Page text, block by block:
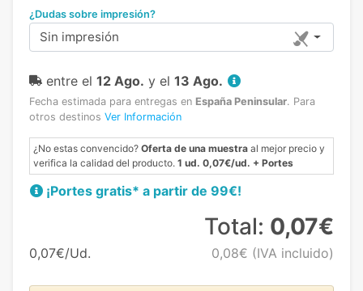
¿Dudas sobre impresión?
Sin impresión
entre el 12 Ago. y el 13 Ago.
Fecha estimada para entregas en España Peninsular. Para
otros destinos Ver Información
¿No estas convencido? Oferta de una muestra al mejor precio y
verifica la calidad del producto. 1 ud. 0,07€/ud. + Portes
¡Portes gratis* a partir de 99€!
0,07€/Ud.
Total: 0,07€
0,08€ (IVA incluido)